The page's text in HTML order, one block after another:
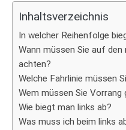
Inhaltsverzeichnis
In welcher Reihenfolge
Wann müssen Sie auf
achten?
Welche Fahrlinie müssen
Wem müssen Sie Vorrang
Wie biegt man links ab?
Was muss ich beim links